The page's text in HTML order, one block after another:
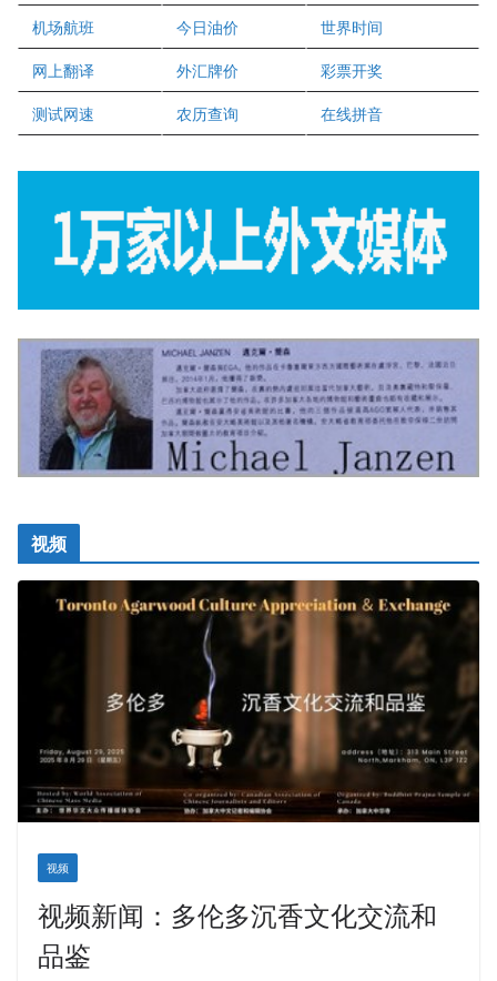
二十一世纪美联地产公司
全球趋势移民留学
盛达资本
正点印艺设计
机场航班 今日油价 世界时间
网上翻译 外汇牌价 彩票开奖
测试网速 农历查询 在线拼音
视频
视频
视频新闻：多伦多沉香文化交流和
品鉴